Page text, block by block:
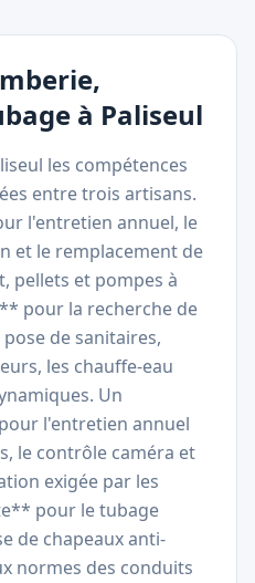
à Paliseul
les compétences
entre trois artisans.
l'entretien annuel, le
et le remplacement de
pellets et pompes à
pour la recherche de
de sanitaires,
les chauffe-eau
Un
l'entretien annuel
le contrôle caméra et
exigée par les
pour le tubage
de chapeaux anti-
normes des conduits